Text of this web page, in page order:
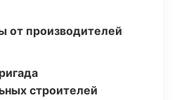
от производителей
строителей